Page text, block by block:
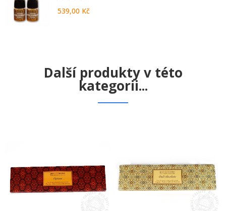
539,00 Kč
Další produkty v této
kategorii...